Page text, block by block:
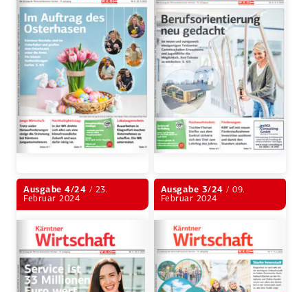
Ausgabe 4/24 / 23.
Februar 2024
Ausgabe 3/24 / 09.
Februar 2024